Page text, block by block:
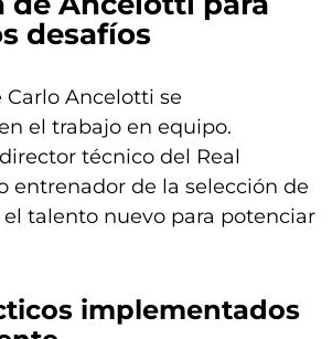
desafíos
Carlo Ancelotti se
el trabajo en equipo.
técnico del Real
entrenador de la selección de
talento nuevo para potenciar
implementados